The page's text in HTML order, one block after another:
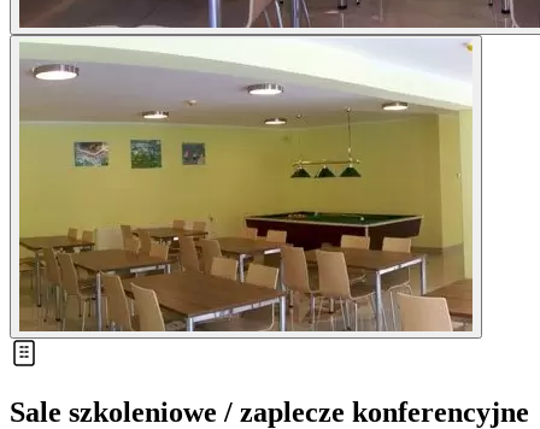
Sale szkoleniowe / zaplecze konferencyjne